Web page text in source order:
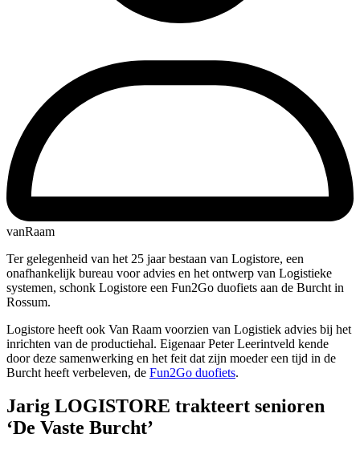
vanRaam
Ter gelegenheid van het 25 jaar bestaan van Logistore, een
onafhankelijk bureau voor advies en het ontwerp van Logistieke
systemen, schonk Logistore een Fun2Go duofiets aan de Burcht in
Rossum.
Logistore heeft ook Van Raam voorzien van Logistiek advies bij het
inrichten van de productiehal. Eigenaar Peter Leerintveld kende
door deze samenwerking en het feit dat zijn moeder een tijd in de
Burcht heeft verbeleven, de Fun2Go duofiets.
Jarig LOGISTORE trakteert senioren
‘De Vaste Burcht’